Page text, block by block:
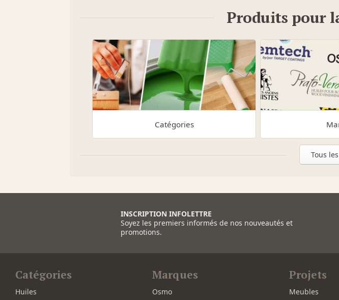
Produits pour
Catégories
Tous
INSCRIPTION INFOLETTRE
Soyez les premiers informés de nos nouveautés et
promotions.
Catégories
Huiles
Marques
Osmo
Projets
Meubles